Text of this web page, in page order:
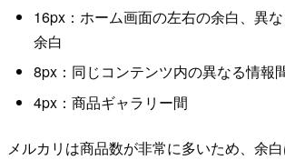
16px：ホーム画面の左右の余白、異
余白
8px：同じコンテンツ内の異なる情報
4px：商品ギャラリー間
メルカリは商品数が非常に多いため、余